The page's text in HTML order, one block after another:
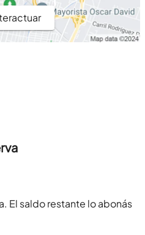
El saldo restante lo abonás